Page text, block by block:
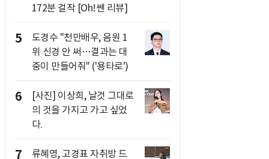
172분 걸작 [Oh!쎈 리뷰]
5
도경수 "천만배우, 음원 1
위 신경 안 써…결과는 대
중이 만들어줘" ('용타로')
6
[사진] 이상희, 날것 그대로
의 것을 가지고 가고 싶었
다.
7 류혜영, 고경표 자취방 드